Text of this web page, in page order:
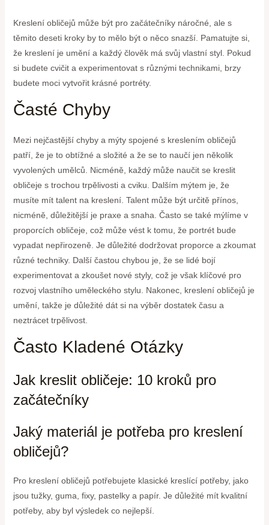
Kreslení obličejů může být pro začátečníky náročné, ale s
těmito deseti kroky by to mělo být o něco snazší. Pamatujte si,
že kreslení je umění a každý člověk má svůj vlastní styl. Pokud
si budete cvičit a experimentovat s různými technikami, brzy
budete moci vytvořit krásné portréty.
Časté Chyby
Mezi nejčastější chyby a mýty spojené s kreslením obličejů
patří, že je to obtížné a složité a že se to naučí jen několik
vyvolených umělců. Nicméně, každý může naučit se kreslit
obličeje s trochou trpělivosti a cviku. Dalším mýtem je, že
musíte mít talent na kreslení. Talent může být určitě přínos,
nicméně, důležitější je praxe a snaha. Často se také mýlíme v
proporcích obličeje, což může vést k tomu, že portrét bude
vypadat nepřirozeně. Je důležité dodržovat proporce a zkoumat
různé techniky. Další častou chybou je, že se lidé bojí
experimentovat a zkoušet nové styly, což je však klíčové pro
rozvoj vlastního uměleckého stylu. Nakonec, kreslení obličejů je
umění, takže je důležité dát si na výběr dostatek času a
neztrácet trpělivost.
Často Kladené Otázky
Jak kreslit obličeje: 10 kroků pro
začátečníky
Jaký materiál je potřeba pro kreslení
obličejů?
Pro kreslení obličejů potřebujete klasické kreslící potřeby, jako
jsou tužky, guma, fixy, pastelky a papír. Je důležité mít kvalitní
potřeby, aby byl výsledek co nejlepší.